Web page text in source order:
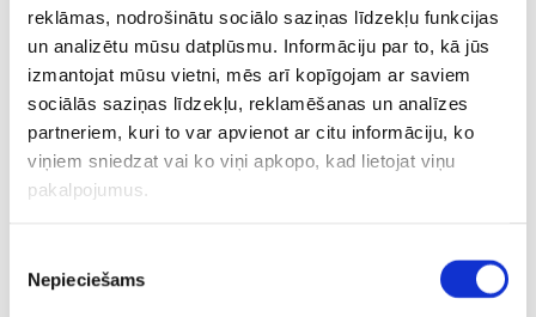
reklāmas, nodrošinātu sociālo saziņas līdzekļu funkcijas
un analizētu mūsu datplūsmu. Informāciju par to, kā jūs
izmantojat mūsu vietni, mēs arī kopīgojam ar saviem
sociālās saziņas līdzekļu, reklamēšanas un analīzes
partneriem, kuri to var apvienot ar citu informāciju, ko
viņiem sniedzat vai ko viņi apkopo, kad lietojat viņu
pakalpojumus.
izvēle
Nepieciešams
Uzbrucēji– Deniss Smirnovs (“Kloten”, Šveice), Oskars
Lapinskis (Langnavas “Tigers”, Šveice), Gļebs
Prohorenkovs (Niagāra universitāte, NCAA), Kristaps
Skrastiņš (Ņūhempšīras Universitāte, NCAA), Oskars Batņa
(Lahti “Pelicans”, Somija), Toms Andersons (“La Chaux-de-
Fonds”, Šveice), Haralds Egle (Karlovi Varu “Energie”,
Čehija), Patriks Zabusovs (“Zemgale”/LBTU), Filips Buncis
(Cīrihes “Lions”, Šveice), Sandis Vilmanis (Floridas
“Panthers”, NHL), Mārtiņš Dzierkals (Prāgas “Sparta”,